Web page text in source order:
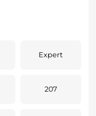
Expert
207